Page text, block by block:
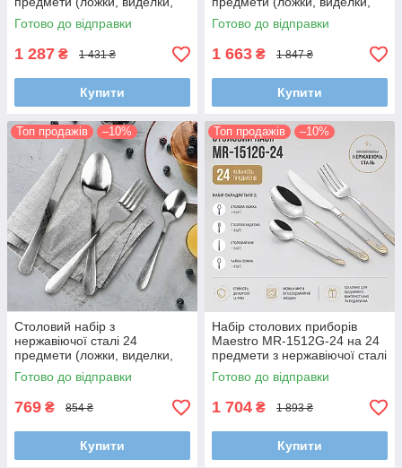
ножі)
Готово до відправки
1 287 ₴ 1 431 ₴
Купити
ножі)
Готово до відправки
1 663 ₴ 1 847 ₴
Купити
Топ продажів –10%
Столовий набір з
нержавіючої сталі 24
предмети (ложки, виделки,
ножі)
Готово до відправки
769 ₴ 854 ₴
Купити
Топ продажів –10%
Набір столових приборів
Maestro MR-1512G-24 на 24
предмети з нержавіючої сталі
Готово до відправки
1 704 ₴ 1 893 ₴
Купити